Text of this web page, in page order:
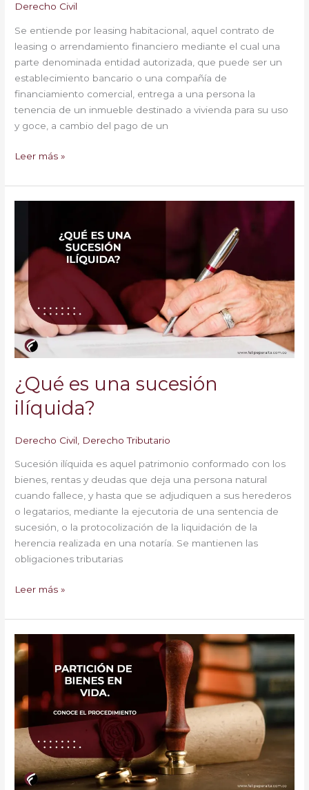
Derecho Civil
Se entiende por leasing habitacional, aquel contrato de
leasing o arrendamiento financiero mediante el cual una
parte denominada entidad autorizada, que puede ser un
establecimiento bancario o una compañía de
financiamiento comercial, entrega a una persona la
tenencia de un inmueble destinado a vivienda para su uso
y goce, a cambio del pago de un
Leer más »
¿Qué es una sucesión
ilíquida?
Derecho Civil Derecho Tributario
Sucesión ilíquida es aquel patrimonio conformado con los
bienes, rentas y deudas que deja una persona natural
cuando fallece, y hasta que se adjudiquen a sus herederos
o legatarios, mediante la ejecutoria de una sentencia de
sucesión, o la protocolización de la liquidación de la
herencia realizada en una notaría. Se mantienen las
obligaciones tributarias
sucesión
ilíquida?
Leer más »
Partición
de
Vida